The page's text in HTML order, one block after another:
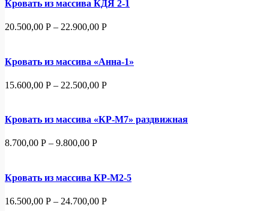
Кровать из массива КДЯ 2-1
20.500,00 Р – 22.900,00 Р
Кровать из массива «Анна-1»
15.600,00 Р – 22.500,00 Р
Кровать из массива «КР-М7» раздвижная
8.700,00 Р – 9.800,00 Р
Кровать из массива КР-М2-5
16.500,00 Р – 24.700,00 Р